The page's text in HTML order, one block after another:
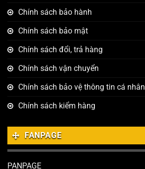
Chính sách bảo hành
Chính sách bảo mật
Chính sách đổi, trả hàng
Chính sách vận chuyển
Chính sách bảo vệ thông tin cá nhân
Chính sách kiểm hàng
FANPAGE
PANPAGE